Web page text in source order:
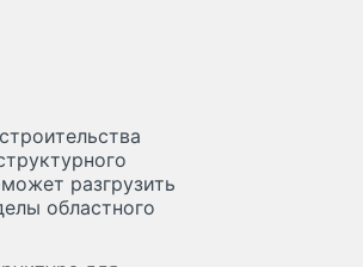
разгрузить
областного